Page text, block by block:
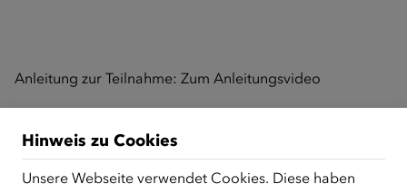
Anleitung zur Teilnahme: Zum Anleitungsvideo
Zurück zur Übersicht
Hinweis zu Cookies
Unsere Webseite verwendet Cookies. Diese haben